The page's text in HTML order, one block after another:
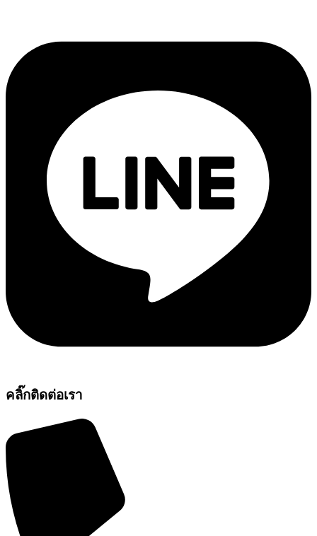
คลิ๊กติดต่อเรา